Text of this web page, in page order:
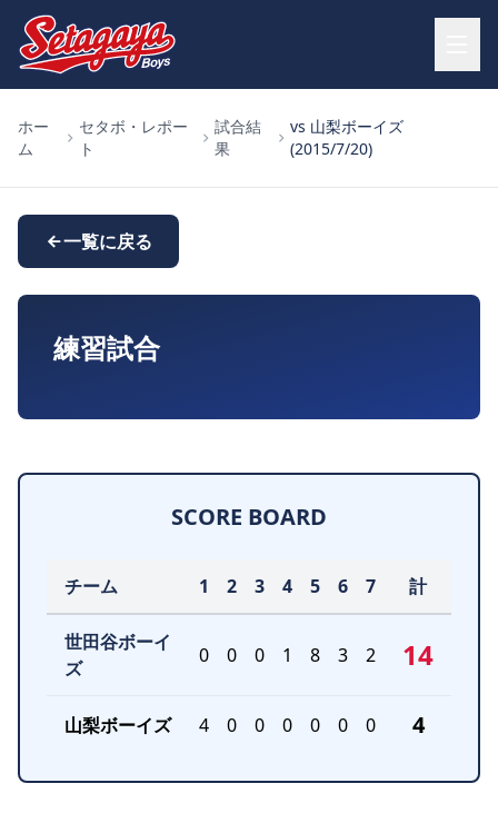
ホー
ム
セタボ・レポー
ト
試合結
果
vs 山梨ボーイズ
(2015/7/20)
一覧に戻る
練習試合
SCORE BOARD
チーム 1 2 3 4 5 6 7 計
世田谷ボーイ
ズ
0 0 0 1 8 3 2 14
山梨ボーイズ 4 0 0 0 0 0 0 4